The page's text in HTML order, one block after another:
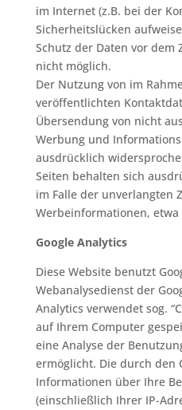
im Internet (z.B. bei der
Sicherheitslücken
Schutz der Daten vor
nicht möglich.
Der Nutzung von im
veröffentlichten
Übersendung von nicht
Werbung und
ausdrücklich
Seiten behalten sich
im Falle der unverlangten
Werbeinformationen,
Google Analytics
Diese Website benutzt
Webanalysedienst der
Analytics verwendet sog.
auf Ihrem Computer
eine Analyse der
ermöglicht. Die durch den
Informationen über Ihre
(einschließlich Ihrer IP-